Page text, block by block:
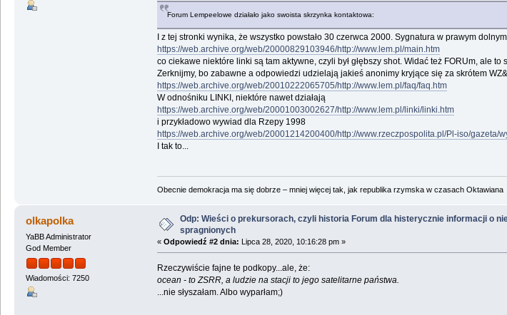
Forum Lempeelowe działało jako swoista skrzynka kontaktowa:
I z tej stronki wynika, że wszystko powstało 30 czerwca 2000. Sygnatura w prawym dolnym
https://web.archive.org/web/20000829103946/http://www.lem.pl/main.htm
co ciekawe niektóre linki są tam aktywne, czyli był głębszy shot. Widać też FORUm, ale
Zerknijmy, bo zabawne a odpowiedzi udzielają jakieś anonimy kryjące się za skrótem
https://web.archive.org/web/20010222065705/http://www.lem.pl/faq/faq.htm
W odnośniku LINKI, niektóre nawet działają
https://web.archive.org/web/20001003002627/http://www.lem.pl/linki/linki.htm
i przykładowo wywiad dla Rzepy 1998
https://web.archive.org/web/20001214200400/http://www.rzeczpospolita.pl/Pl-iso/gazeta/
I tak to...
Obecnie demokracja ma się dobrze – mniej więcej tak, jak republika rzymska w czasach Oktawiana
olkapolka
YaBB Administrator
God Member
Wiadomości: 7250
Odp: Wieści o prekursorach, czyli historia Forum dla histerycznie informacji o
spragnionych
« Odpowiedź #2 dnia: Lipca 28, 2020, 10:16:28 pm »
Rzeczywiście fajne te podkopy...ale, że:
ocean - to ZSRR, a ludzie na stacji to jego satelitarne państwa.
...nie słyszałam. Albo wyparłam;)